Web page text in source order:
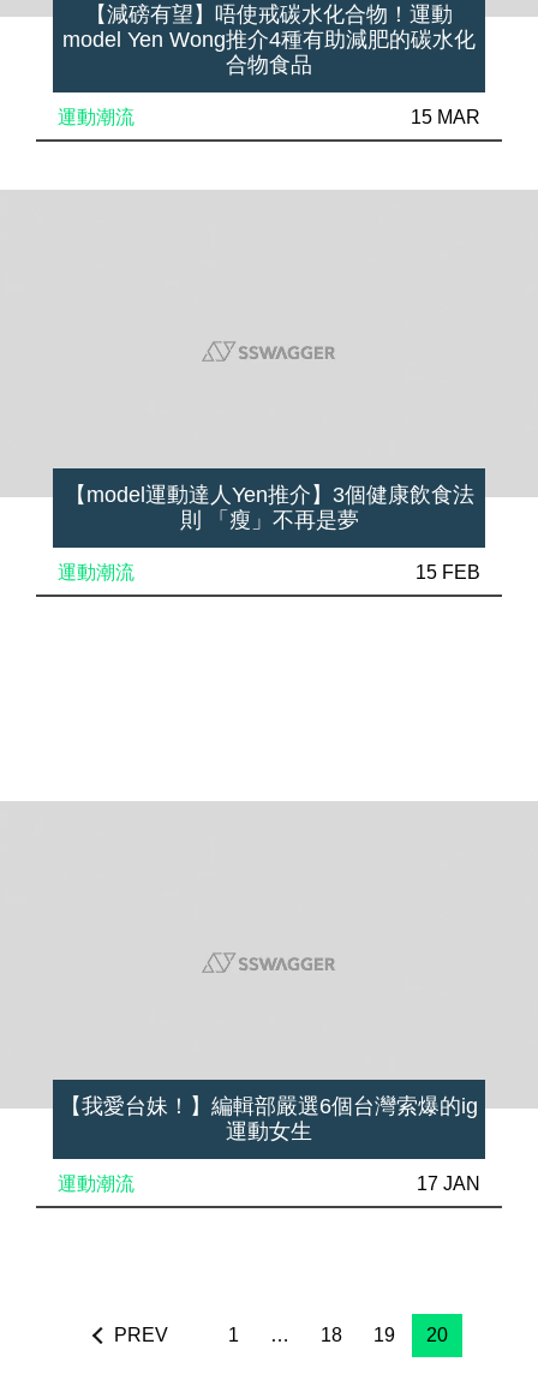
【減磅有望】唔使戒碳水化合物！運動
model Yen Wong推介4種有助減肥的碳水化
合物食品
運動潮流 15 MAR
【model運動達人Yen推介】3個健康飲食法
則 「瘦」不再是夢
運動潮流 15 FEB
【我愛台妹！】編輯部嚴選6個台灣索爆的ig
運動女生
運動潮流 17 JAN
PREV 1 … 18 19 20